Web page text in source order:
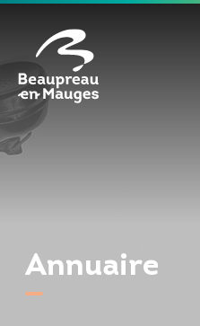
Annuaire
Cookies management panel